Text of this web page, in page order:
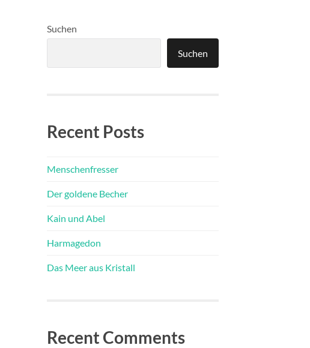
Suchen
Suchen
Recent Posts
Menschenfresser
Der goldene Becher
Kain und Abel
Harmagedon
Das Meer aus Kristall
Recent Comments